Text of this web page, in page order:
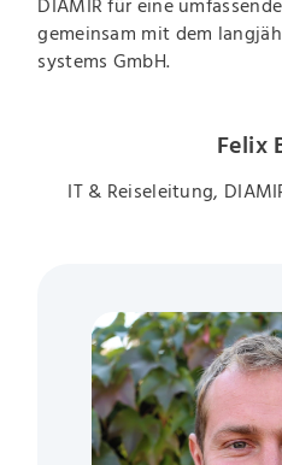
DIAMIR für eine
gemeinsam mit dem
systems GmbH.
Felix
IT & Reiseleitung,